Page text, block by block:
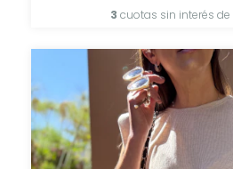
3 cuotas sin interés de